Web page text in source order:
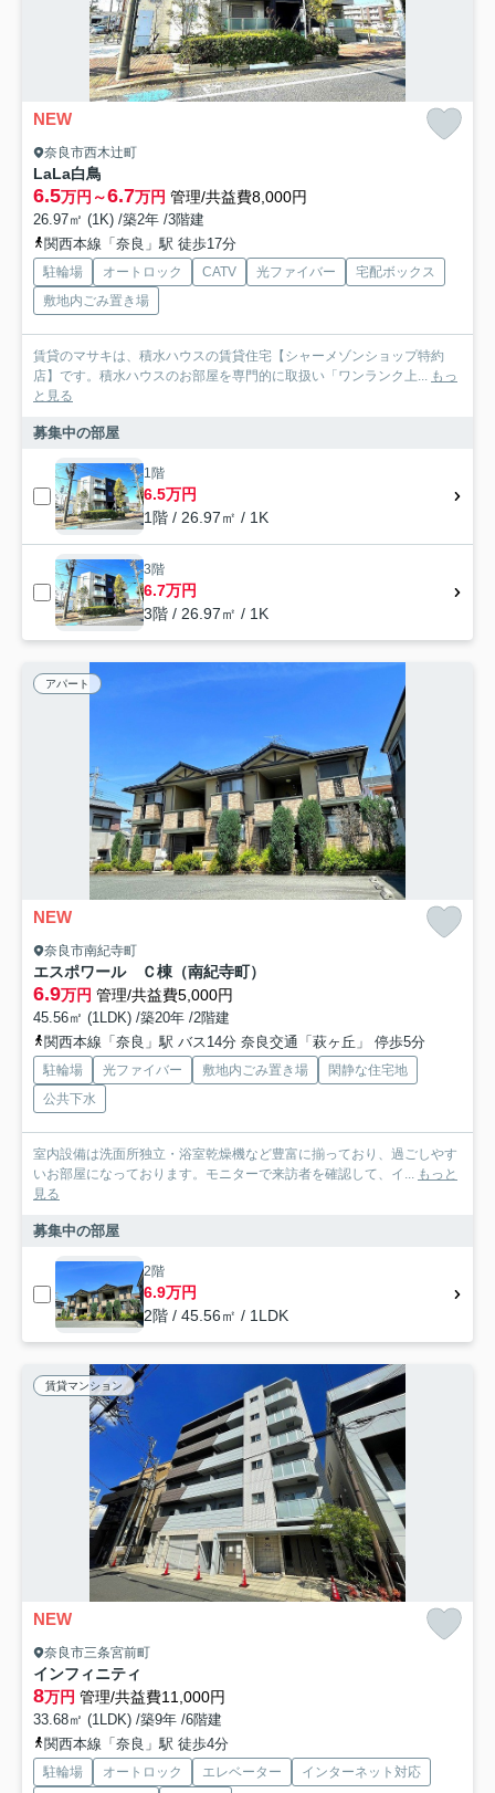
NEW
奈良市西木辻町
LaLa白鳥
6.5万円～6.7万円 管理/共益費8,000円
26.97㎡ (1K) /築2年 /3階建
関西本線「奈良」駅 徒歩17分
駐輪場 オートロック CATV 光ファイバー
宅配ボックス
敷地内ごみ置き場
賃貸のマサキは、積水ハウスの賃貸住宅【シャーメゾンショップ特約
店】です。積水ハウスのお部屋を専門的に取扱い「ワンランク上... もっ
と見る
募集中の部屋
1階
6.5万円
1階 / 26.97㎡ / 1K
3階
6.7万円
3階 / 26.97㎡ / 1K
アパート
NEW
奈良市南紀寺町
エスポワール Ｃ棟（南紀寺町）
6.9万円 管理/共益費5,000円
45.56㎡ (1LDK) /築20年 /2階建
関西本線「奈良」駅 バス14分 奈良交通「萩ヶ丘」 停歩5分
駐輪場 光ファイバー 敷地内ごみ置き場
閑静な住宅地
公共下水
室内設備は洗面所独立・浴室乾燥機など豊富に揃っており、過ごしやす
いお部屋になっております。モニターで来訪者を確認して、イ... もっと
見る
募集中の部屋
2階
6.9万円
2階 / 45.56㎡ / 1LDK
賃貸マンション
NEW
奈良市三条宮前町
インフィニティ
8万円 管理/共益費11,000円
33.68㎡ (1LDK) /築9年 /6階建
関西本線「奈良」駅 徒歩4分
駐輪場 オートロック エレベーター インターネット対応